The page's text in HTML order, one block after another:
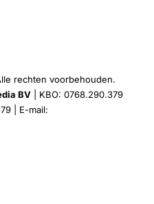
rechten voorbehouden.
BV | KBO: 0768.290.379
| E-mail: